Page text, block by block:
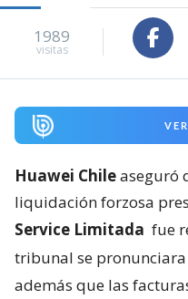
1989
visitas
Huawei Chileaseguró
liquidación forzosa
Service Limitada fue
tribunal se
además que las